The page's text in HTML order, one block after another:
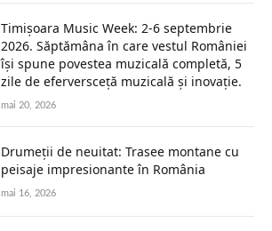
Timișoara Music Week: 2-6 septembrie
2026. Săptămâna în care vestul României
își spune povestea muzicală completă, 5
zile de eferversceță muzicală și inovație.
mai 20, 2026
Drumeții de neuitat: Trasee montane cu
peisaje impresionante în România
mai 16, 2026